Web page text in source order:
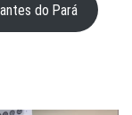
do Pará